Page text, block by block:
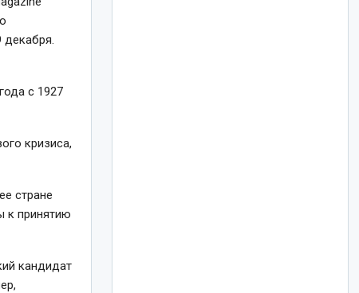
декабря.
с 1927
кризиса,
стране
к принятию
кандидат